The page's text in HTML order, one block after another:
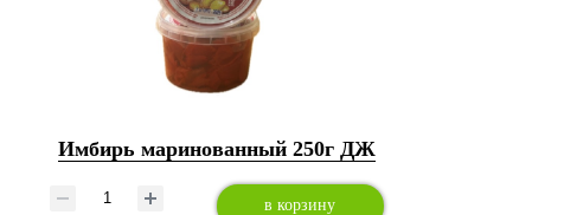
Имбирь маринованный 250г ДЖ
в корзину